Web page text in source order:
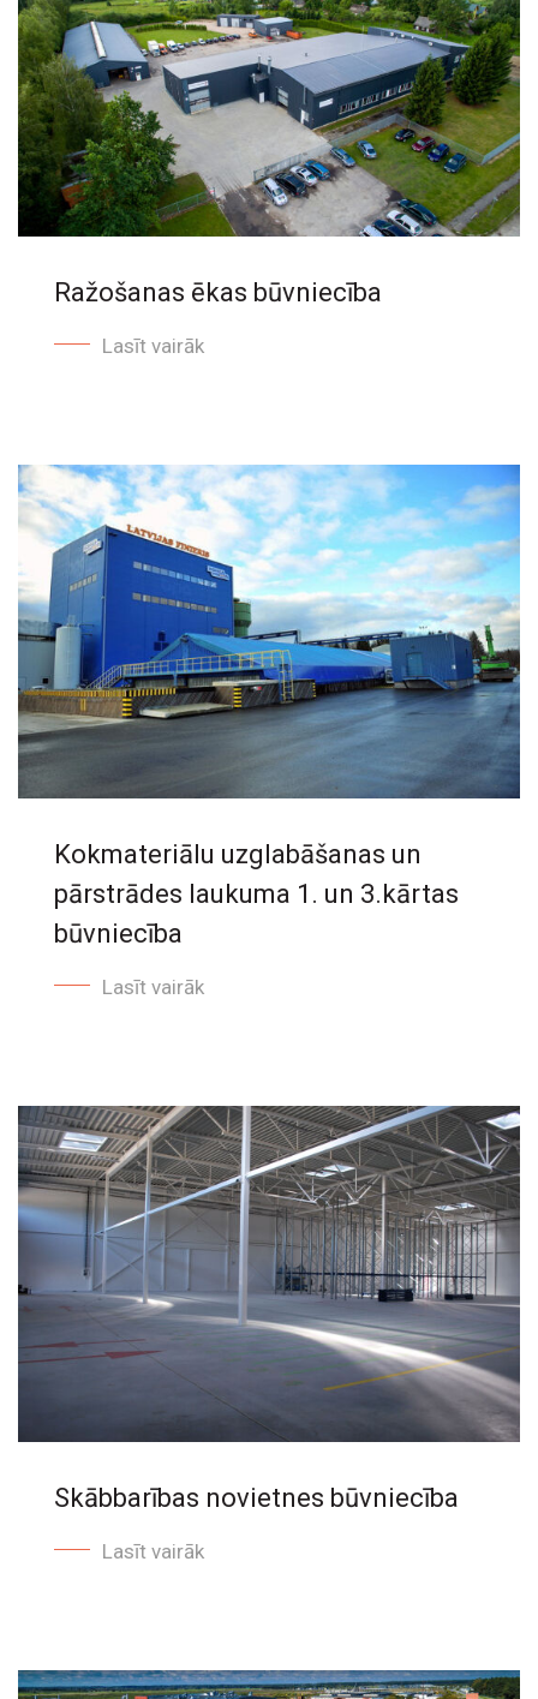
Ražošanas ēkas būvniecība
Lasīt vairāk
Kokmateriālu uzglabāšanas un
pārstrādes laukuma 1. un 3.kārtas
būvniecība
Lasīt vairāk
Skābbarības novietnes būvniecība
Lasīt vairāk